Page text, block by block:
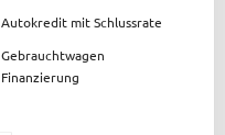
Autokredit mit Schlussrate
Gebrauchtwagen
Finanzierung